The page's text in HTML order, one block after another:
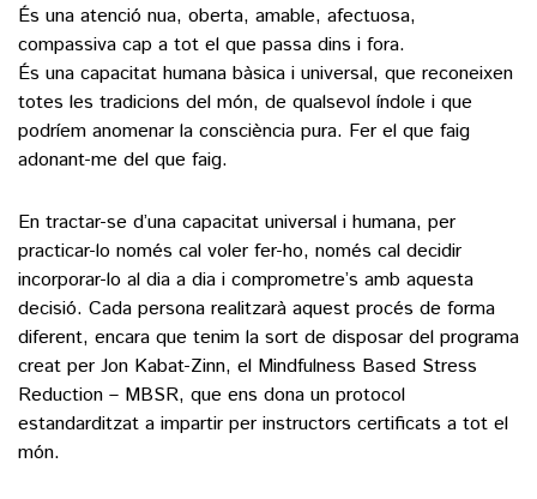
És una atenció nua, oberta, amable, afectuosa,
compassiva cap a tot el que passa dins i fora.
És una capacitat humana bàsica i universal, que reconeixen
totes les tradicions del món, de qualsevol índole i que
podríem anomenar la consciència pura. Fer el que faig
adonant-me del que faig.
En tractar-se d’una capacitat universal i humana, per
practicar-lo només cal voler fer-ho, només cal decidir
incorporar-lo al dia a dia i comprometre’s amb aquesta
decisió. Cada persona realitzarà aquest procés de forma
diferent, encara que tenim la sort de disposar del programa
creat per Jon Kabat-Zinn, el Mindfulness Based Stress
Reduction – MBSR, que ens dona un protocol
estandarditzat a impartir per instructors certificats a tot el
món.